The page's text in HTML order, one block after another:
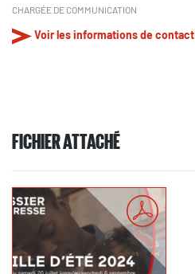
CHARGÉE DE COMMUNICATION
Voir les informations de contact
FICHIER ATTACHÉ